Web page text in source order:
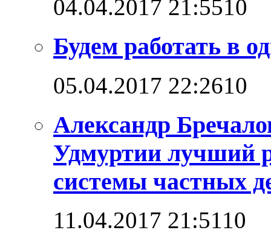
04.04.2017 21:5510
Будем работать в
05.04.2017 22:2610
Александр
Удмуртии лучший
системы частных
11.04.2017 21:5110